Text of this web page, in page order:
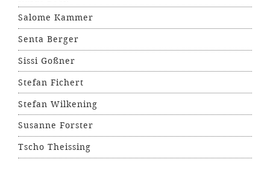
Salome Kammer
Senta Berger
Sissi Goßner
Stefan Fichert
Stefan Wilkening
Susanne Forster
Tscho Theissing